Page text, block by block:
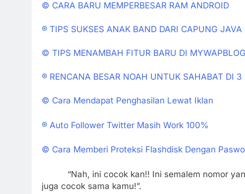
© CARA BARU MEMPERBESAR RAM ANDROID
® TIPS SUKSES ANAK BAND DARI CAPUNG JAVA
© TIPS MENAMBAH FITUR BARU DI MYWAPBLOG
® RENCANA BESAR NOAH UNTUK SAHABAT DI 3
© Cara Mendapat Penghasilan Lewat Iklan
® Auto Follower Twitter Masih Work 100%
© Cara Memberi Proteksi Flashdisk Dengan
“Nah, ini cocok kan!! Ini semalem nomor
juga cocok sama kamu!”.